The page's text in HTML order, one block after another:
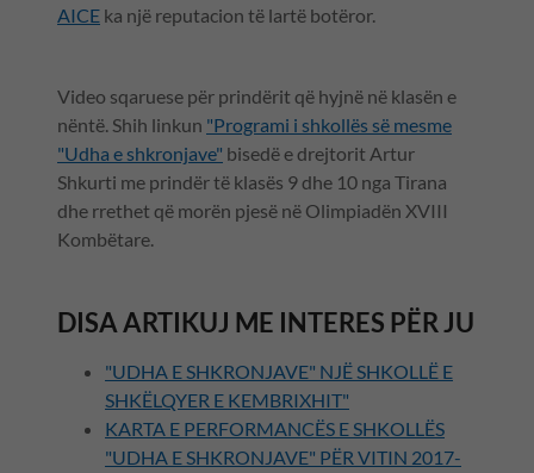
AICE ka një reputacion të lartë botëror.
Video sqaruese për prindërit që hyjnë në klasën e
nëntë. Shih linkun "Programi i shkollës së mesme
"Udha e shkronjave" bisedë e drejtorit Artur
Shkurti me prindër të klasës 9 dhe 10 nga Tirana
dhe rrethet që morën pjesë në Olimpiadën XVIII
Kombëtare.
DISA ARTIKUJ ME INTERES PËR JU
"UDHA E SHKRONJAVE" NJË SHKOLLË E
SHKËLQYER E KEMBRIXHIT"
KARTA E PERFORMANCËS E SHKOLLËS
"UDHA E SHKRONJAVE" PËR VITIN 2017-